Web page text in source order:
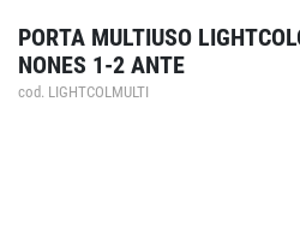
PORTA MULTIUSO
NONES 1-2 ANTE
cod. LIGHTCOLMULTI